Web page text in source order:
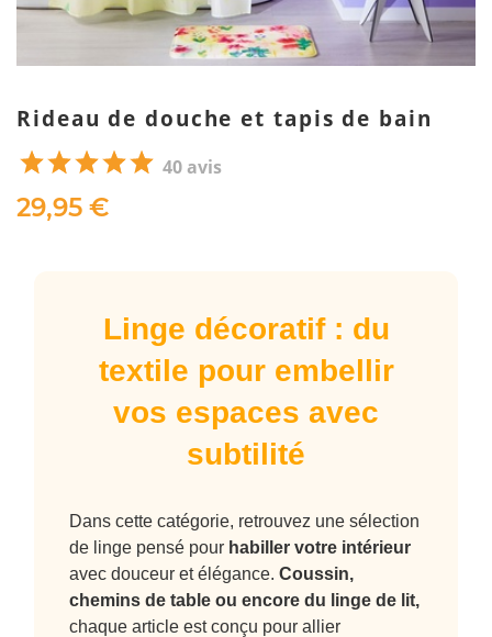
Rideau de douche et tapis de bain
40 avis
29,95 €
Linge décoratif : du
textile pour embellir
vos espaces avec
subtilité
Dans cette catégorie, retrouvez une sélection
de linge pensé pour habiller votre intérieur
avec douceur et élégance. Coussin,
chemins de table ou encore du linge de lit,
chaque article est conçu pour allier